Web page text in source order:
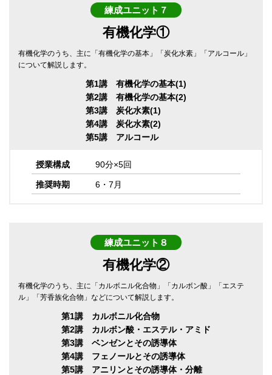
練成ユニット７
有機化学①
有機化学のうち、主に「有機化学の基本」「炭化水素」「アルコール」
について解説します。
第1講 有機化学の基本(1)
第2講 有機化学の基本(2)
第3講 炭化水素(1)
第4講 炭化水素(2)
第5講 アルコール
授業構成 90分×5回
推奨時期 6・7月
練成ユニット８
有機化学②
有機化学のうち、主に「カルボニル化合物」「カルボン酸」「エステ
ル」「芳香族化合物」などについて解説します。
第1講 カルボニル化合物
第2講 カルボン酸・エステル・アミド
第3講 ベンゼンとその誘導体
第4講 フェノールとその誘導体
第5講 アニリンとその誘導体・分離